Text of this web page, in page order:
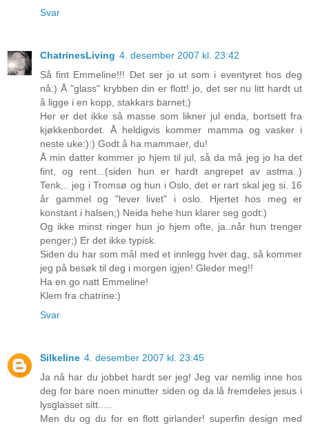
Svar
ChatrinesLiving 4. desember 2007 kl. 23:42
Så fint Emmeline!!! Det ser jo ut som i eventyret hos deg
nå:) Å "glass" krybben din er flott! jo, det ser nu litt hardt ut
å ligge i en kopp, stakkars barnet;)
Her er det ikke så masse som likner jul enda, bortsett fra
kjøkkenbordet. Å heldigvis kommer mamma og vasker i
neste uke:):) Godt å ha mammaer, du!
Å min datter kommer jo hjem til jul, så da må jeg jo ha det
fint, og rent...(siden hun er hardt angrepet av astma..)
Tenk,.. jeg i Tromsø og hun i Oslo, det er rart skal jeg si. 16
år gammel og "lever livet" i oslo. Hjertet hos meg er
konstant i halsen;) Neida hehe hun klarer seg godt:)
Og ikke minst ringer hun jo hjem ofte, ja..når hun trenger
penger;) Er det ikke typisk.
Siden du har som mål med et innlegg hver dag, så kommer
jeg på besøk til deg i morgen igjen! Gleder meg!!
Ha en go natt Emmeline!
Klem fra chatrine:)
Svar
Silkeline 4. desember 2007 kl. 23:45
Ja nå har du jobbet hardt ser jeg! Jeg var nemlig inne hos
deg for bare noen minutter siden og da lå fremdeles jesus i
lysglasset sitt.....
Men du og du for en flott girlander! superfin design med